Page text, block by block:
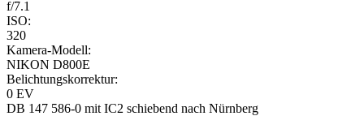
f/7.1
ISO:
320
Kamera-Modell:
NIKON D800E
Belichtungskorrektur:
0 EV
DB 147 586-0 mit IC2 schiebend nach Nürnberg